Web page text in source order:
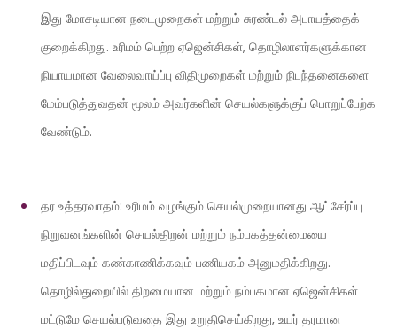
இது மோசடியான நடைமுறைகள் மற்றும் சுரண்டல் அபாயத்தைக்
குறைக்கிறது. உரிமம் பெற்ற ஏஜென்சிகள், தொழிலாளர்களுக்கான
நியாயமான வேலைவாய்ப்பு விதிமுறைகள் மற்றும் நிபந்தனைகளை
மேம்படுத்துவதன் மூலம் அவர்களின் செயல்களுக்குப் பொறுப்பேற்க
வேண்டும்.
தர உத்தரவாதம்: உரிமம் வழங்கும் செயல்முறையானது ஆட்சேர்ப்பு
நிறுவனங்களின் செயல்திறன் மற்றும் நம்பகத்தன்மையை
மதிப்பிடவும் கண்காணிக்கவும் பணியகம் அனுமதிக்கிறது.
தொழில்துறையில் திறமையான மற்றும் நம்பகமான ஏஜென்சிகள்
மட்டுமே செயல்படுவதை இது உறுதிசெய்கிறது, உயர் தரமான